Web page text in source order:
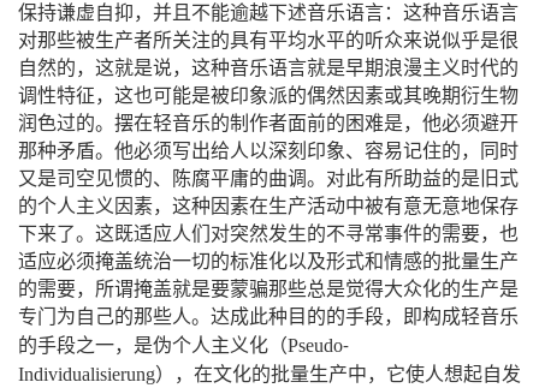
保持谦虚自抑，并且不能逾越下述音乐语言：这种音乐语言
对那些被生产者所关注的具有平均水平的听众来说似乎是很
自然的，这就是说，这种音乐语言就是早期浪漫主义时代的
调性特征，这也可能是被印象派的偶然因素或其晚期衍生物
润色过的。摆在轻音乐的制作者面前的困难是，他必须避开
那种矛盾。他必须写出给人以深刻印象、容易记住的，同时
又是司空见惯的、陈腐平庸的曲调。对此有所助益的是旧式
的个人主义因素，这种因素在生产活动中被有意无意地保存
下来了。这既适应人们对突然发生的不寻常事件的需要，也
适应必须掩盖统治一切的标准化以及形式和情感的批量生产
的需要，所谓掩盖就是要蒙骗那些总是觉得大众化的生产是
专门为自己的那些人。达成此种目的的手段，即构成轻音乐
的手段之一，是伪个人主义化
（Pseudo-
Individualisierung）
，在文化的批量生产中，它使人想起自发